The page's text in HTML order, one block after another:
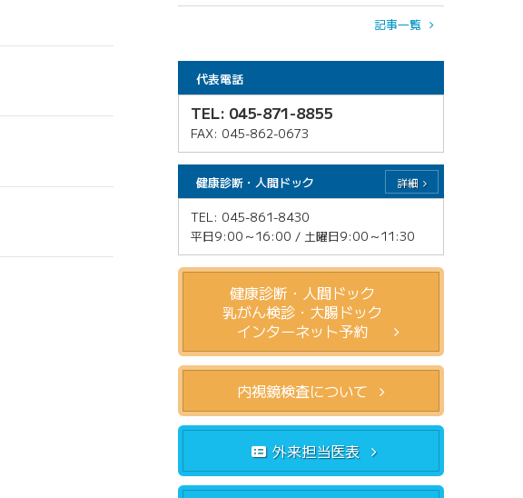
記事一覧
代表電話
TEL: 045-871-8855
FAX: 045-862-0673
健康診断・人間ドック
TEL: 045-861-8430
平日9:00～16:00 / 土曜日9:00～11:30
詳細
健康診断・人間ドック
乳がん検診・大腸ドック
インターネット予約
内視鏡検査について
外来担当医表